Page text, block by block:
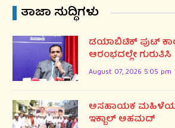
ತಾಜಾ ಸುದ್ಧಿಗಳು
ಡಯಾಬಿಟಿಕ್ ಪುಟ್
ಆರಂಭದಲ್ಲೇ ಗುರುತಿಸಿ
August 07, 2026 5:05 pm
ಅಸಹಾಯಕ
ಇಕ್ಬಾಲ್ ಅಹಮದ್